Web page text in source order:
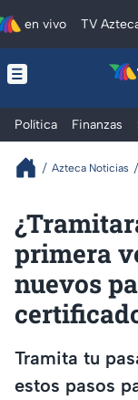
en vivo TV
Política Finanzas
Azteca Noticias
primera
nuevos
Tramita tu
estos pasos